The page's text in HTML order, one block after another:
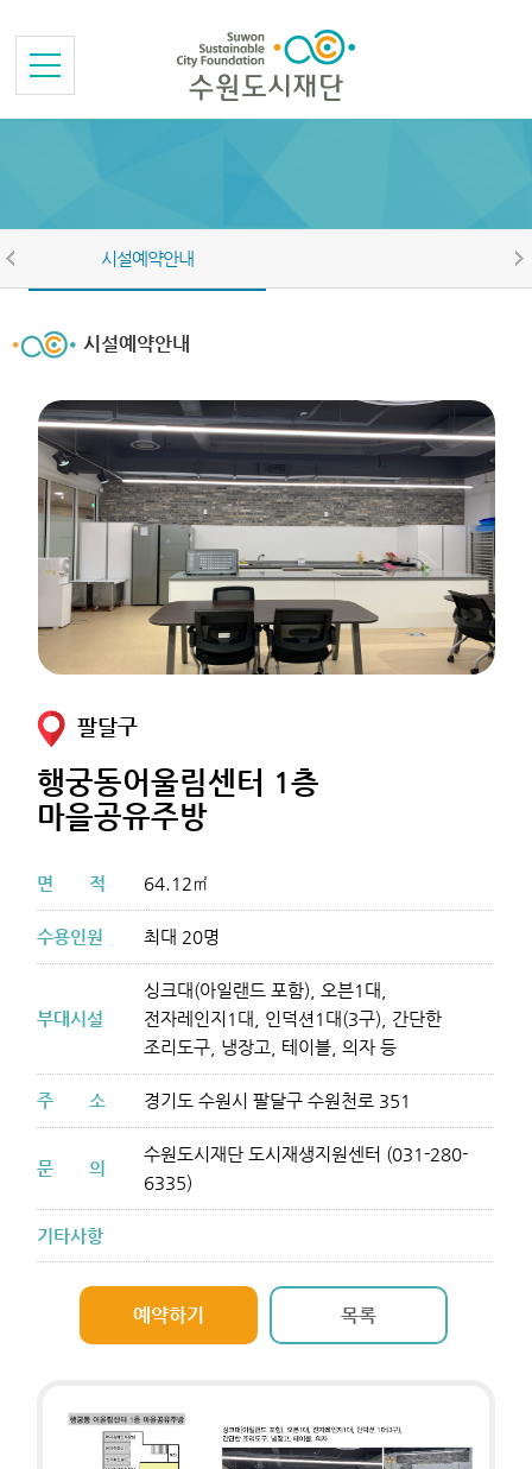
시설예약안내
시설예약안내
팔달구
행궁동어울림센터 1층
마을공유주방
면 적 64.12㎡
수용인원 최대 20명
부대시설
싱크대(아일랜드 포함), 오븐1대,
전자레인지1대, 인덕션1대(3구), 간단한
조리도구, 냉장고, 테이블, 의자 등
주 소 경기도 수원시 팔달구 수원천로 351
문 의
수원도시재단 도시재생지원센터 (031-280-
6335)
기타사항
예약하기 목록